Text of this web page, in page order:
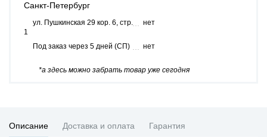
Санкт-Петербург
ул. Пушкинская 29 кор. 6, стр.
1
нет
Под заказ через 5 дней (СП) нет
*а здесь можно забрать товар уже сегодня
Описание Доставка и оплата Гарантия